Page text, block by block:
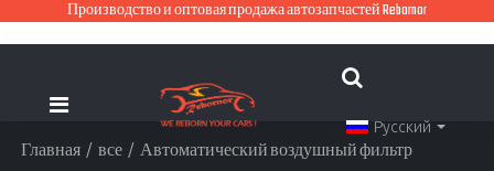
Производство и оптовая продажа автозапчастей Rebornor
Русский
Главная / все / Автоматический воздушный фильтр